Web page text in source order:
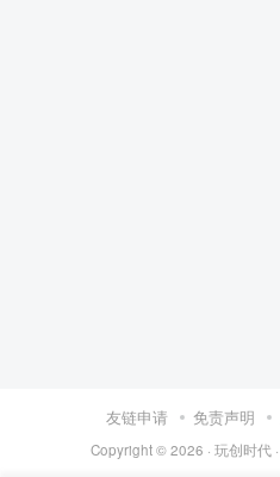
友链申请 免责声明
Copyright © 2026 · 玩创时代 ·